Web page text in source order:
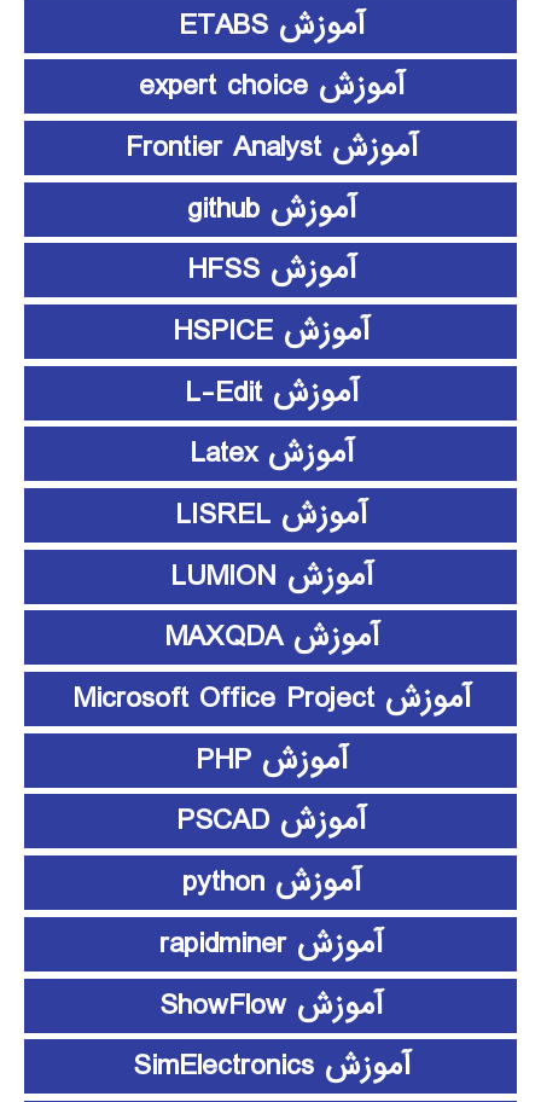
آموزش ETABS
آموزش expert choice
آموزش Frontier Analyst
آموزش github
آموزش HFSS
آموزش HSPICE
آموزش L-Edit
آموزش Latex
آموزش LISREL
آموزش LUMION
آموزش MAXQDA
آموزش Microsoft Office Project
آموزش PHP
آموزش PSCAD
آموزش python
آموزش rapidminer
آموزش ShowFlow
آموزش SimElectronics